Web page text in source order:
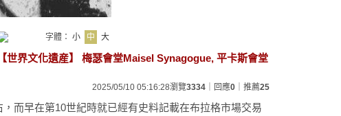
字體： 小 中 大
世界文化遺産】 梅瑟會堂Maisel Synagogue, 平卡斯會堂
2025/05/10 05:16:28瀏覽3334 ｜回應0 ｜推薦25
而早在第10世紀時就已經有史料記載在布拉格市場交易